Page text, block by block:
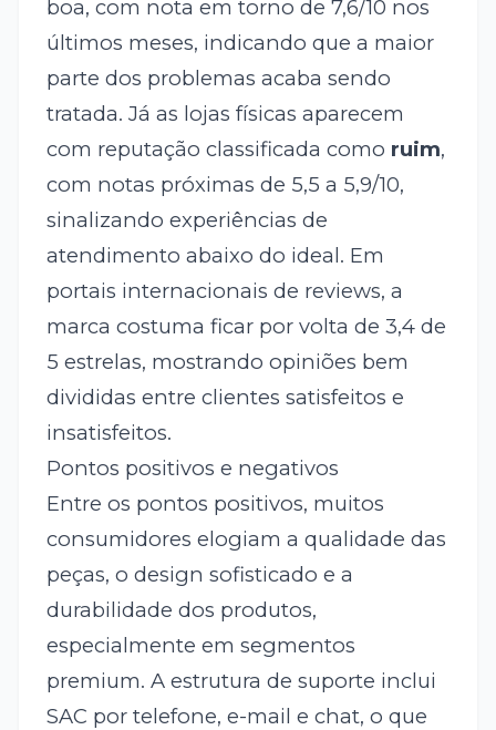
boa, com nota em torno de 7,6/10 nos
últimos meses, indicando que a maior
parte dos problemas acaba sendo
tratada. Já as lojas físicas aparecem
com reputação classificada como ruim,
com notas próximas de 5,5 a 5,9/10,
sinalizando experiências de
atendimento abaixo do ideal. Em
portais internacionais de reviews, a
marca costuma ficar por volta de 3,4 de
5 estrelas, mostrando opiniões bem
divididas entre clientes satisfeitos e
insatisfeitos.
Pontos positivos e negativos
Entre os pontos positivos, muitos
consumidores elogiam a qualidade das
peças, o design sofisticado e a
durabilidade dos produtos,
especialmente em segmentos
premium. A estrutura de suporte inclui
SAC por telefone, e-mail e chat, o que